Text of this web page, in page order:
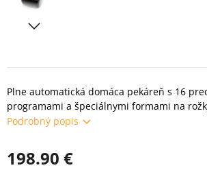
Plne automatická domáca pekáreň s 16
programami a špeciálnymi formami na
Podrobný popis
198.90 €